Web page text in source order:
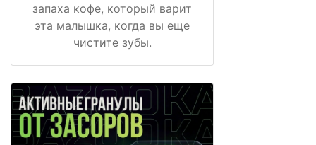
запаха кофе, который варит
эта малышка, когда вы еще
чистите зубы.